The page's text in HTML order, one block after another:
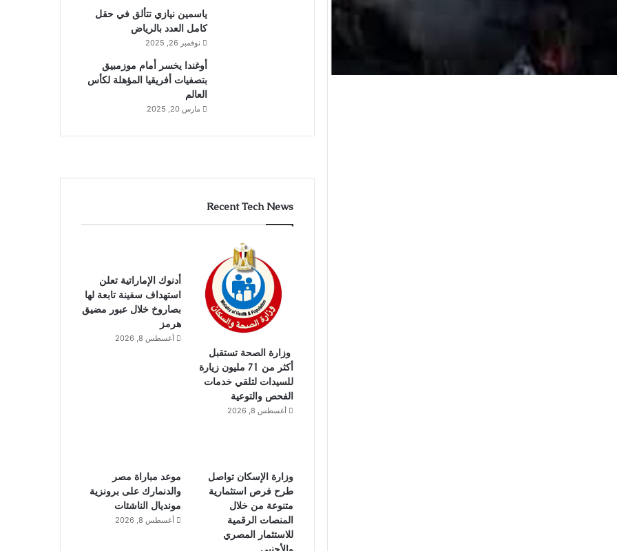
ياسمين نيازي تتألق في حقل
كامل العدد بالرياض
نوفمبر 26, 2025
أوغندا يخسر أمام موزمبيق
بتصفيات أفريقيا المؤهلة لكأس
العالم
مارس 20, 2025
Recent Tech News
وزارة الصحة تستقبل
أكثر من 71 مليون زيارة
للسيدات لتلقي خدمات
الفحص والتوعية
أغسطس 8, 2026
أدنوك الإماراتية تعلن
استهداف سفينة تابعة لها
بصاروخ خلال عبور مضيق
هرمز
أغسطس 8, 2026
وزارة الإسكان تواصل
طرح فرص استثمارية
متنوعة من خلال
المنصات الرقمية
للاستثمار المصري
موعد مباراة مصر
والدنمارك على برونزية
مونديال الناشئات
أغسطس 8, 2026